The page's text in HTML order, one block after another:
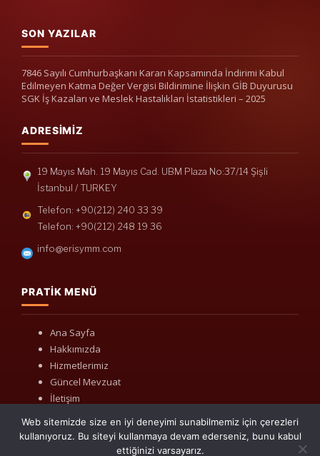
SON YAZILAR
7846 Sayılı Cumhurbaşkanı Kararı Kapsamında İndirimi Kabul
Edilmeyen Katma Değer Vergisi Bildirimine İlişkin GİB Duyurusu
SGK İş Kazaları ve Meslek Hastalıkları İstatistikleri – 2025
ADRESIMIZ
19 Mayıs Mah. 19 Mayıs Cad. UBM Plaza No:37/14 Şişli
İstanbul / TURKEY
Telefon: +90(212) 240 33 39
Telefon: +90(212) 248 19 36
info@erisymm.com
PRATIK MENÜ
Ana Sayfa
Hakkımızda
Hizmetlerimiz
Güncel Mevzuat
İletişim
Web sitemizde size en iyi deneyimi sunabilmemiz için çerezleri
kullanıyoruz. Bu siteyi kullanmaya devam ederseniz, bunu kabul
ettiğinizi varsayarız.